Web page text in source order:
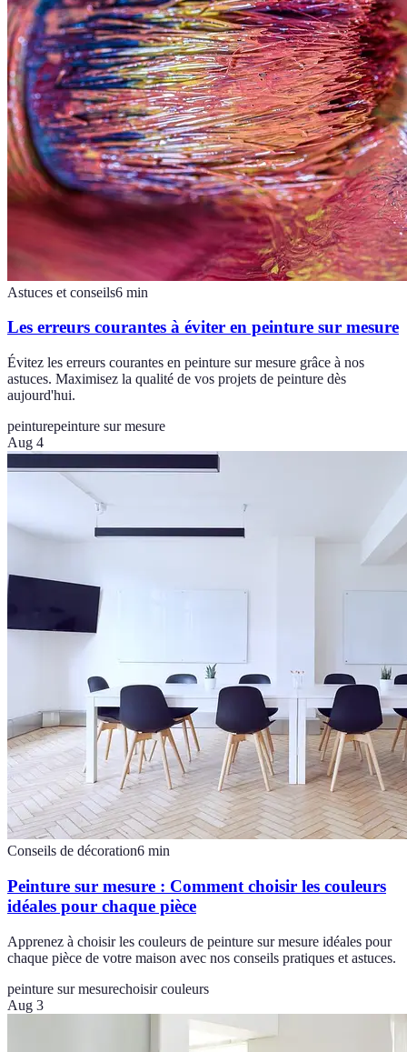
Astuces et conseils6 min
Les erreurs courantes à éviter en peinture sur mesure
Évitez les erreurs courantes en peinture sur mesure grâce à nos
astuces. Maximisez la qualité de vos projets de peinture dès
aujourd'hui.
peinturepeinture sur mesure
Aug 4
Conseils de décoration6 min
Peinture sur mesure : Comment choisir les couleurs
idéales pour chaque pièce
Apprenez à choisir les couleurs de peinture sur mesure idéales pour
chaque pièce de votre maison avec nos conseils pratiques et astuces.
peinture sur mesurechoisir couleurs
Aug 3